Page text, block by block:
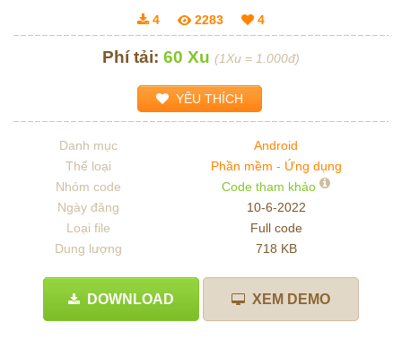
4
2283 4
Phí tải: 60 Xu (1Xu = 1.000đ)
YÊU THÍCH
Danh mục
Android
Thể loại
Phần mềm - Ứng dụng
Nhóm code
Code tham khảo
Ngày đăng
10-6-2022
Loại file
Full code
Dung lượng
718 KB
DOWNLOAD XEM DEMO